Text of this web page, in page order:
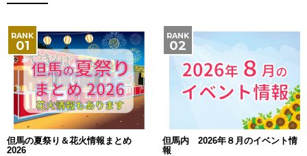
但馬の夏祭り＆花火情報まとめ
2026
但馬内 2026年８月のイベント情
報